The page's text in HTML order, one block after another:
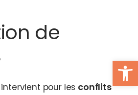
Ouvrir
de
pour les conflits